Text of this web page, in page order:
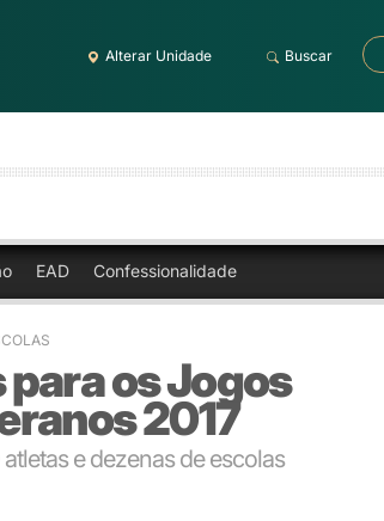
Alterar Unidade Buscar
EAD Confessionalidade
os Jogos
2017
e dezenas de escolas